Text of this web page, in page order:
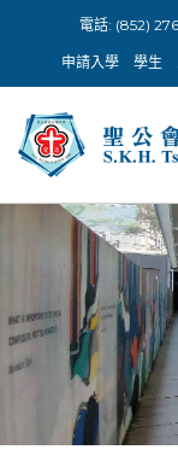
content
電話: (852)
申請入學 學生